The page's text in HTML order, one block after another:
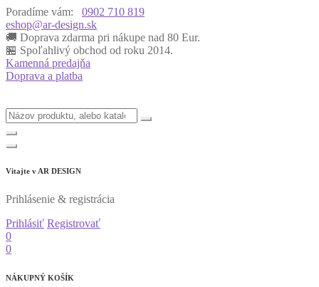
Poradíme vám:
0902 710 819
eshop@ar-design.sk
🚚 Doprava zdarma pri nákupe nad 80 Eur.
🏪 Spoľahlivý obchod od roku 2014.
Kamenná predajňa
Doprava a platba
Vitajte v AR DESIGN
Prihlásenie & registrácia
Prihlásiť Registrovať
0
0
NÁKUPNÝ KOŠÍK